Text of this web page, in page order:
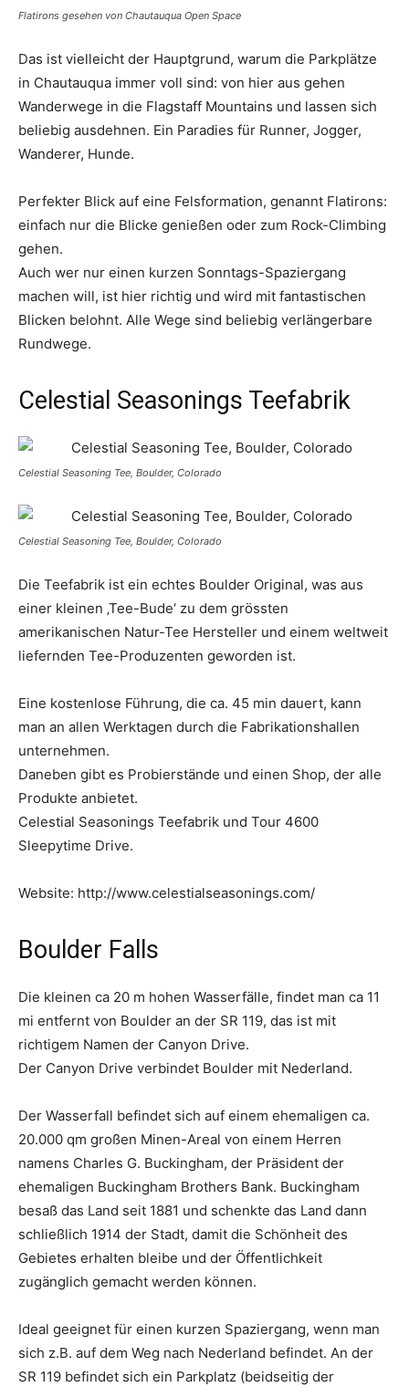
Flatirons gesehen von Chautauqua Open Space
Das ist vielleicht der Hauptgrund, warum die Parkplätze
in Chautauqua immer voll sind: von hier aus gehen
Wanderwege in die Flagstaff Mountains und lassen sich
beliebig ausdehnen. Ein Paradies für Runner, Jogger,
Wanderer, Hunde.
Perfekter Blick auf eine Felsformation, genannt Flatirons:
einfach nur die Blicke genießen oder zum Rock-Climbing
gehen.
Auch wer nur einen kurzen Sonntags-Spaziergang
machen will, ist hier richtig und wird mit fantastischen
Blicken belohnt. Alle Wege sind beliebig verlängerbare
Rundwege.
Celestial Seasonings Teefabrik
Celestial Seasoning Tee, Boulder, Colorado
Celestial Seasoning Tee, Boulder, Colorado
Die Teefabrik ist ein echtes Boulder Original, was aus
einer kleinen ‚Tee-Bude‘ zu dem grössten
amerikanischen Natur-Tee Hersteller und einem weltweit
liefernden Tee-Produzenten geworden ist.
Eine kostenlose Führung, die ca. 45 min dauert, kann
man an allen Werktagen durch die Fabrikationshallen
unternehmen.
Daneben gibt es Probierstände und einen Shop, der alle
Produkte anbietet.
Celestial Seasonings Teefabrik und Tour 4600
Sleepytime Drive.
Website: http://www.celestialseasonings.com/
Boulder Falls
Die kleinen ca 20 m hohen Wasserfälle, findet man ca 11
mi entfernt von Boulder an der SR 119, das ist mit
richtigem Namen der Canyon Drive.
Der Canyon Drive verbindet Boulder mit Nederland.
Der Wasserfall befindet sich auf einem ehemaligen ca.
20.000 qm großen Minen-Areal von einem Herren
namens Charles G. Buckingham, der Präsident der
ehemaligen Buckingham Brothers Bank. Buckingham
besaß das Land seit 1881 und schenkte das Land dann
schließlich 1914 der Stadt, damit die Schönheit des
Gebietes erhalten bleibe und der Öffentlichkeit
zugänglich gemacht werden können.
Ideal geeignet für einen kurzen Spaziergang, wenn man
sich z.B. auf dem Weg nach Nederland befindet. An der
SR 119 befindet sich ein Parkplatz (beidseitig der